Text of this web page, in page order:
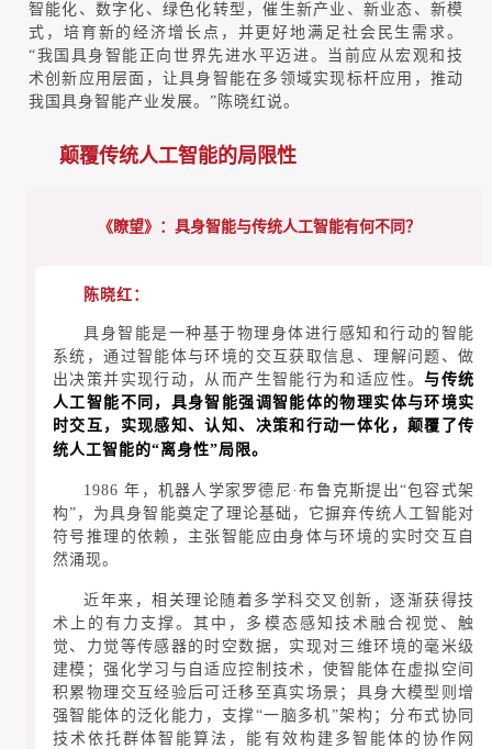
智能化、数字化、绿色化转型，催生新产业、新业态、新模
式，培育新的经济增长点，并更好地满足社会民生需求。
“我国具身智能正向世界先进水平迈进。当前应从宏观和技
术创新应用层面，让具身智能在多领域实现标杆应用，推动
我国具身智能产业发展。” 陈晓红说。
颠覆传统人工智能的局限性
《瞭望》：具身智能与传统人工智能有何不同？
陈晓红：
具身智能是一种基于物理身体进行感知和行动的智能
系统，通过智能体与环境的交互获取信息、理解问题、做
出决策并实现行动，从而产生智能行为和适应性。与传统
人工智能不同，具身智能强调智能体的物理实体与环境实
时交互，实现感知、认知、决策和行动一体化，颠覆了传
统人工智能的“离身性”局限。
1986 年，机器人学家罗德尼·布鲁克斯提出“包容式架
构”，为具身智能奠定了理论基础，它摒弃传统人工智能对
符号推理的依赖，主张智能应由身体与环境的实时交互自
然涌现。
近年来，相关理论随着多学科交叉创新，逐渐获得技
术上的有力支撑。其中，多模态感知技术融合视觉、触
觉、力觉等传感器的时空数据，实现对三维环境的毫米级
建模；强化学习与自适应控制技术，使智能体在虚拟空间
积累物理交互经验后可迁移至真实场景；具身大模型则增
强智能体的泛化能力，支撑“一脑多机”架构；分布式协同
技术依托群体智能算法，能有效构建多智能体的协作网